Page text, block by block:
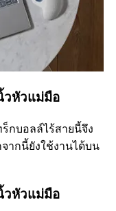
วหัวแม่มือ
กบอลล์ไร้สายนี้จึง
ากนี้ยังใช้งานได้บน
วหัวแม่มือ